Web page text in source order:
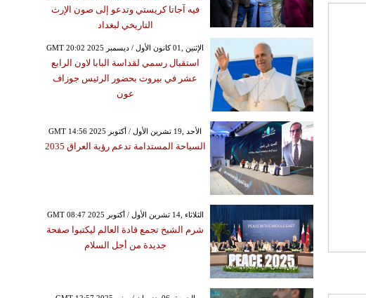
فيه آجاتا كريستي وتدعو إلى صون الإرث
التاريخي لبغداد
GMT 20:02 2025 الإثنين ,01 كانون الأول / ديسمبر
استقبال رسمي لقداسة البابا لاون الرابع
عشر في بيروت بحضور الرئيس جوزاف
عون
GMT 14:56 2025 الأحد ,19 تشرين الأول / أكتوبر
السياحة المستدامة تدعم رؤية العراق 2035
GMT 08:47 2025 الثلاثاء ,14 تشرين الأول / أكتوبر
شرم الشيخ تجمع قادة العالم ليكتبوا صفحة
جديدة من أجل السلام